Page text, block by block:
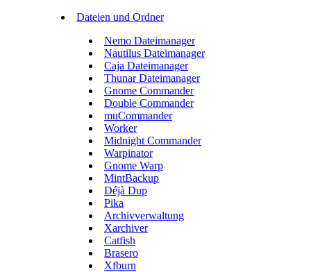
Dateien und Ordner
Nemo Dateimanager
Nautilus Dateimanager
Caja Dateimanager
Thunar Dateimanager
Gnome Commander
Double Commander
muCommander
Worker
Midnight Commander
Warpinator
Gnome Warp
MintBackup
Déjà Dup
Pika
Archivverwaltung
Xarchiver
Catfish
Brasero
Xfburn